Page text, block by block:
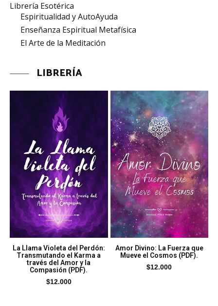
Librería Esotérica
Espiritualidad y AutoAyuda
Enseñanza Espiritual Metafísica
El Arte de la Meditación
LIBRERÍA
La Llama Violeta del Perdón:
Transmutando el Karma a
través del Amor y la
Compasión (PDF).
$12.000
Amor Divino: La Fuerza que
Mueve el Cosmos (PDF).
$12.000